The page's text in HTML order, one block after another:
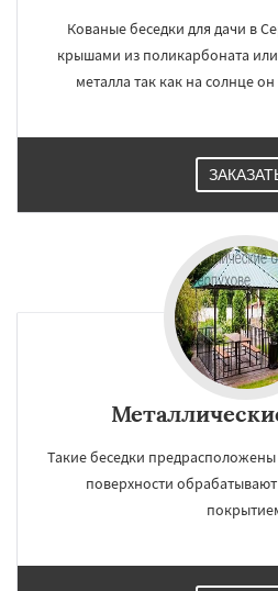
Кованые беседки для дачи в
крышами из поликарбоната
металла так как на солнце
Такие беседки
поверхности